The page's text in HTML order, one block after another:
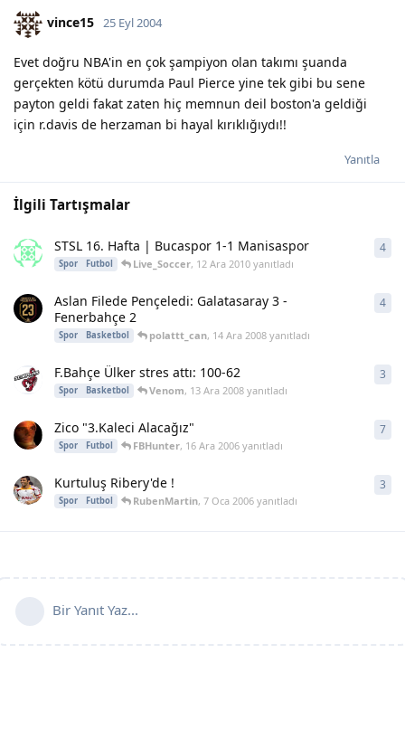
vince15 25 Eyl 2004
Evet doğru NBA'in en çok şampiyon olan takımı şuanda
gerçekten kötü durumda Paul Pierce yine tek gibi bu sene
payton geldi fakat zaten hiç memnun deil boston'a geldiği
için r.davis de herzaman bi hayal kırıklığıydı!!
Yanıtla
İlgili Tartışmalar
STSL 16. Hafta | Bucaspor 1-1 Manisaspor
Spor Futbol Live_Soccer, 12 Ara 2010yanıtladı
4
Aslan Filede Pençeledi: Galatasaray 3 -
Fenerbahçe 2
Spor Basketbol polattt_can, 14 Ara 2008yanıtladı
4
F.Bahçe Ülker stres attı: 100-62
Spor Basketbol Venom, 13 Ara 2008yanıtladı
3
Zico "3.Kaleci Alacağız"
Spor Futbol FBHunter, 16 Ara 2006yanıtladı
7
Kurtuluş Ribery'de !
Spor Futbol RubenMartin, 7 Oca 2006yanıtladı
3
Bir Yanıt Yaz...